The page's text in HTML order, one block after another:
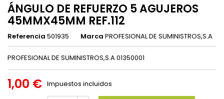
ÁNGULO DE REFUERZO 5 AGUJEROS
45MMX45MM REF.112
Referencia 501935 Marca PROFESIONAL DE SUMINISTROS,S.A
PROFESIONAL DE SUMINISTROS,S.A 01350001
1,00 € Impuestos incluidos